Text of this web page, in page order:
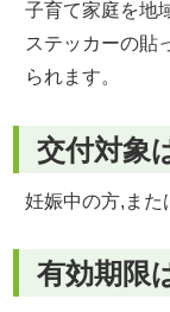
子育て家庭を地
ステッカーの貼
られます。
交付対象
妊娠中の方,また
有効期限